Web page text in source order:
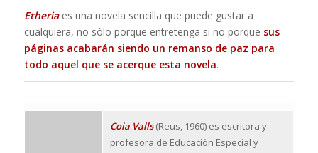
Etheriaes una novela sencilla que puede gustar a
cualquiera, no sólo porque entretenga si no porque sus
páginas acabarán siendo un remanso de paz para
todo aquel que se acerque esta novela.
Coia Valls(Reus, 1960) es escritora y
profesora de Educación Especial y